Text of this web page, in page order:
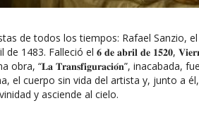
de todos los tiempos: Rafael Sanzio,
1483. Falleció el 𝟔 𝐝𝐞 𝐚𝐛𝐫𝐢𝐥 𝐝𝐞 𝟏𝟓𝟐𝟎,
obra, “𝐋𝐚 𝐓𝐫𝐚𝐧𝐬𝐟𝐢𝐠𝐮𝐫𝐚𝐜𝐢𝐨́𝐧”,
el cuerpo sin vida del artista y, junto a
y asciende al cielo.